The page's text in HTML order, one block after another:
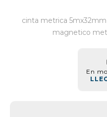
cinta metrica
magnetico
En
Gastronomía